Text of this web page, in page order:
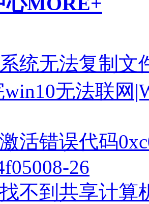
统无法复制文
无法联网
活错误代码
08-26
不到共享计算